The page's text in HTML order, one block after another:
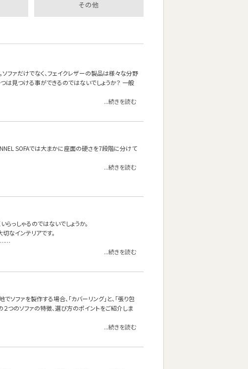
その他
ファだけでなく、フェイクレザーの製品は様々な分野
は見つける事ができるのではないでしょうか？ 一般
...続きを読む
SOFAでは大まかに座面の硬さを7段階に分けて
...続きを読む
っしゃるのではないでしょうか。
なインテリアです。
……
...続きを読む
ファを製作する場合、「カバーリング」と、「張り包
２つのソファの特徴、選び方のポイントをご紹介しま
...続きを読む